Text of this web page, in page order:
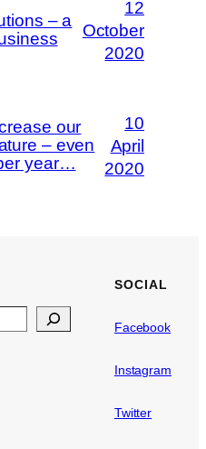
– a
12
October
2020
our
– even
year…
10
April
2020
SOCIAL
Facebook
Instagram
Twitter